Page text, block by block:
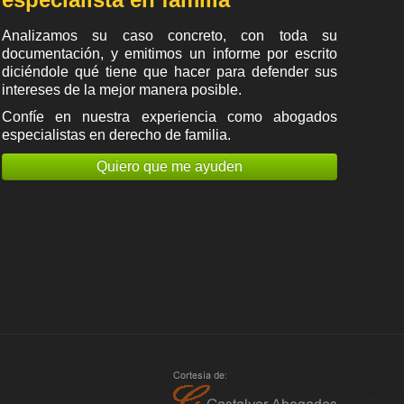
Analizamos su caso concreto, con toda su
documentación, y emitimos un informe por escrito
diciéndole qué tiene que hacer para defender sus
intereses de la mejor manera posible.
Confíe en nuestra experiencia como abogados
especialistas en derecho de familia.
Quiero que me ayuden